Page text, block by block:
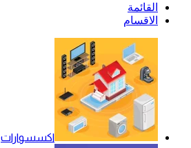
القائمة
الاقسام
اكسسوارات